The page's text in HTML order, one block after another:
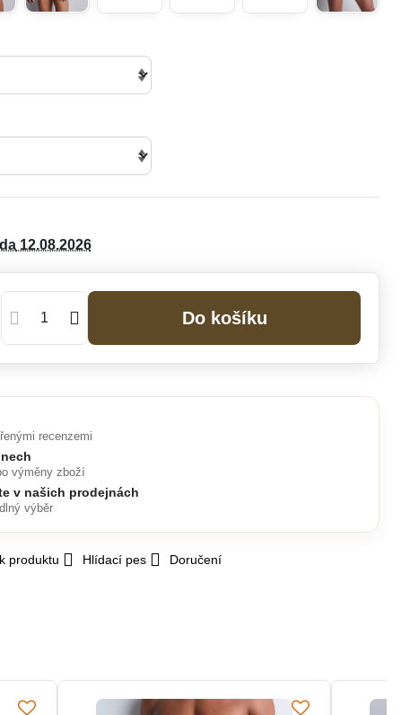
12.08.2026
Do košíku
produktu Hlídací pes Doručení
recenzemi
výměny zboží
v našich prodejnách
výběr